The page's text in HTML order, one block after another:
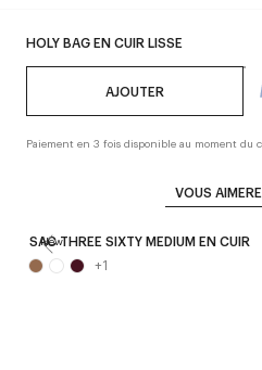
HOLY BAG EN CUIR LISSE
AJOUTER
Paiement en 3 fois disponible au moment du
VOUS
New
SAC THREE SIXTY MEDIUM EN CUIR
+1